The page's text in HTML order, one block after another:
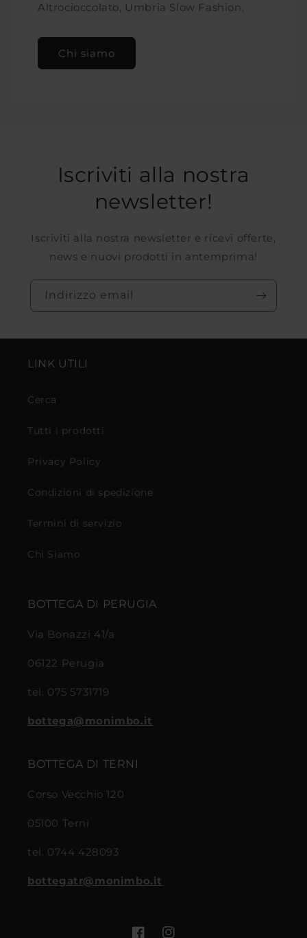
Altrocioccolato, Umbria Slow Fashion.
Chi siamo
Iscriviti alla nostra
newsletter!
Iscriviti alla nostra newsletter e ricevi offerte,
news e nuovi prodotti in antemprima!
Indirizzo email
LINK UTILI
Cerca
Tutti i prodotti
Privacy Policy
Condizioni di spedizione
Termini di servizio
Chi Siamo
BOTTEGA DI PERUGIA
Via Bonazzi 41/a
06122 Perugia
tel. 075 5731719
bottega@monimbo.it
BOTTEGA DI TERNI
Corso Vecchio 120
05100 Terni
tel. 0744 428093
bottegatr@monimbo.it